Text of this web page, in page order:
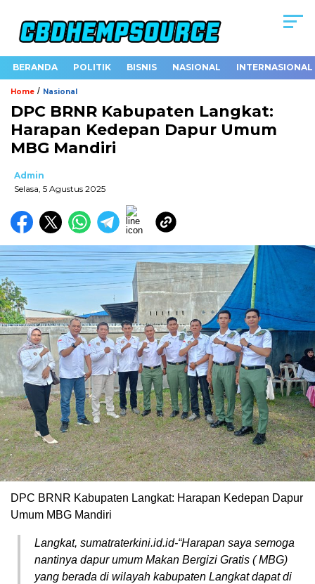
BERANDA POLITIK BISNIS NASIONAL INTERNASIONAL
Home / Nasional
DPC BRNR Kabupaten Langkat:
Harapan Kedepan Dapur Umum
MBG Mandiri
Admin
Selasa, 5 Agustus 2025
DPC BRNR Kabupaten Langkat: Harapan Kedepan Dapur
Umum MBG Mandiri
Langkat, sumatraterkini.id.id-“Harapan saya semoga
nantinya dapur umum Makan Bergizi Gratis ( MBG)
yang berada di wilayah kabupaten Langkat dapat di